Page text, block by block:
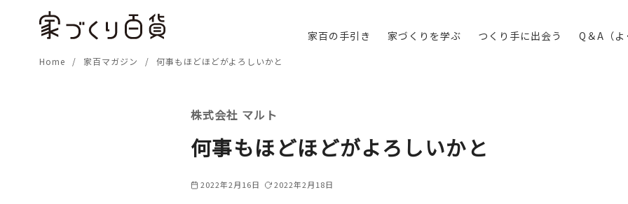
家百の手引き 家づくりを学ぶ つくり手に出会う Q＆A（よ
Home 家百マガジン 何事もほどほどがよろしいかと
株式会社 マルト
何事もほどほどがよろしいかと
2022年2月16日 2022年2月18日